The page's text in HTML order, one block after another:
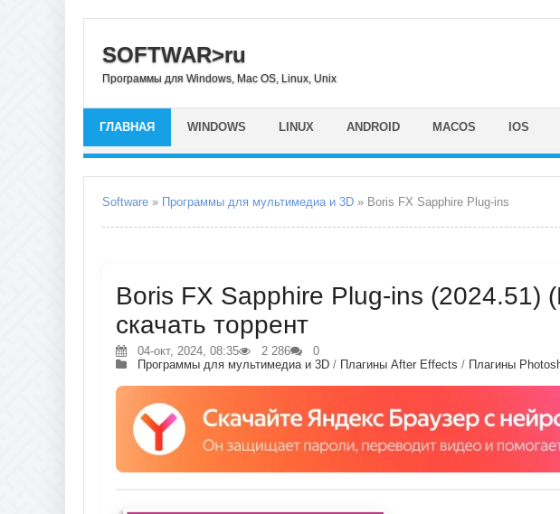
SOFTWAR>ru
Программы для Windows, Mac OS, Linux, Unix
ГЛАВНАЯ WINDOWS LINUX ANDROID MACOS IOS
Software » Программы для мультимедиа и 3D » Boris FX Sapphire Plug-ins
Boris FX Sapphire Plug-ins (2024.51)
скачать торрент
04-окт, 2024, 08:35 2 286
0
Программы для мультимедиа и 3D / Плагины After Effects / Плагины